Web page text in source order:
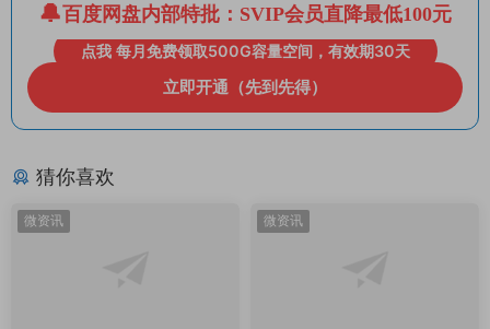
百度网盘内部特批：SVIP会员直降最低100元
点我 每月免费领取500G容量空间，有效期30天
立即开通（先到先得）
猜你喜欢
微资讯 微资讯